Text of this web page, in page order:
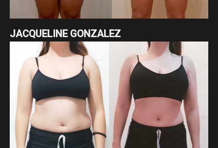
JACQUELINE GONZALEZ
Un cambio radical de nuestra asesorada Jacqueline
Gonzalez enfocado en pérdida de grasa